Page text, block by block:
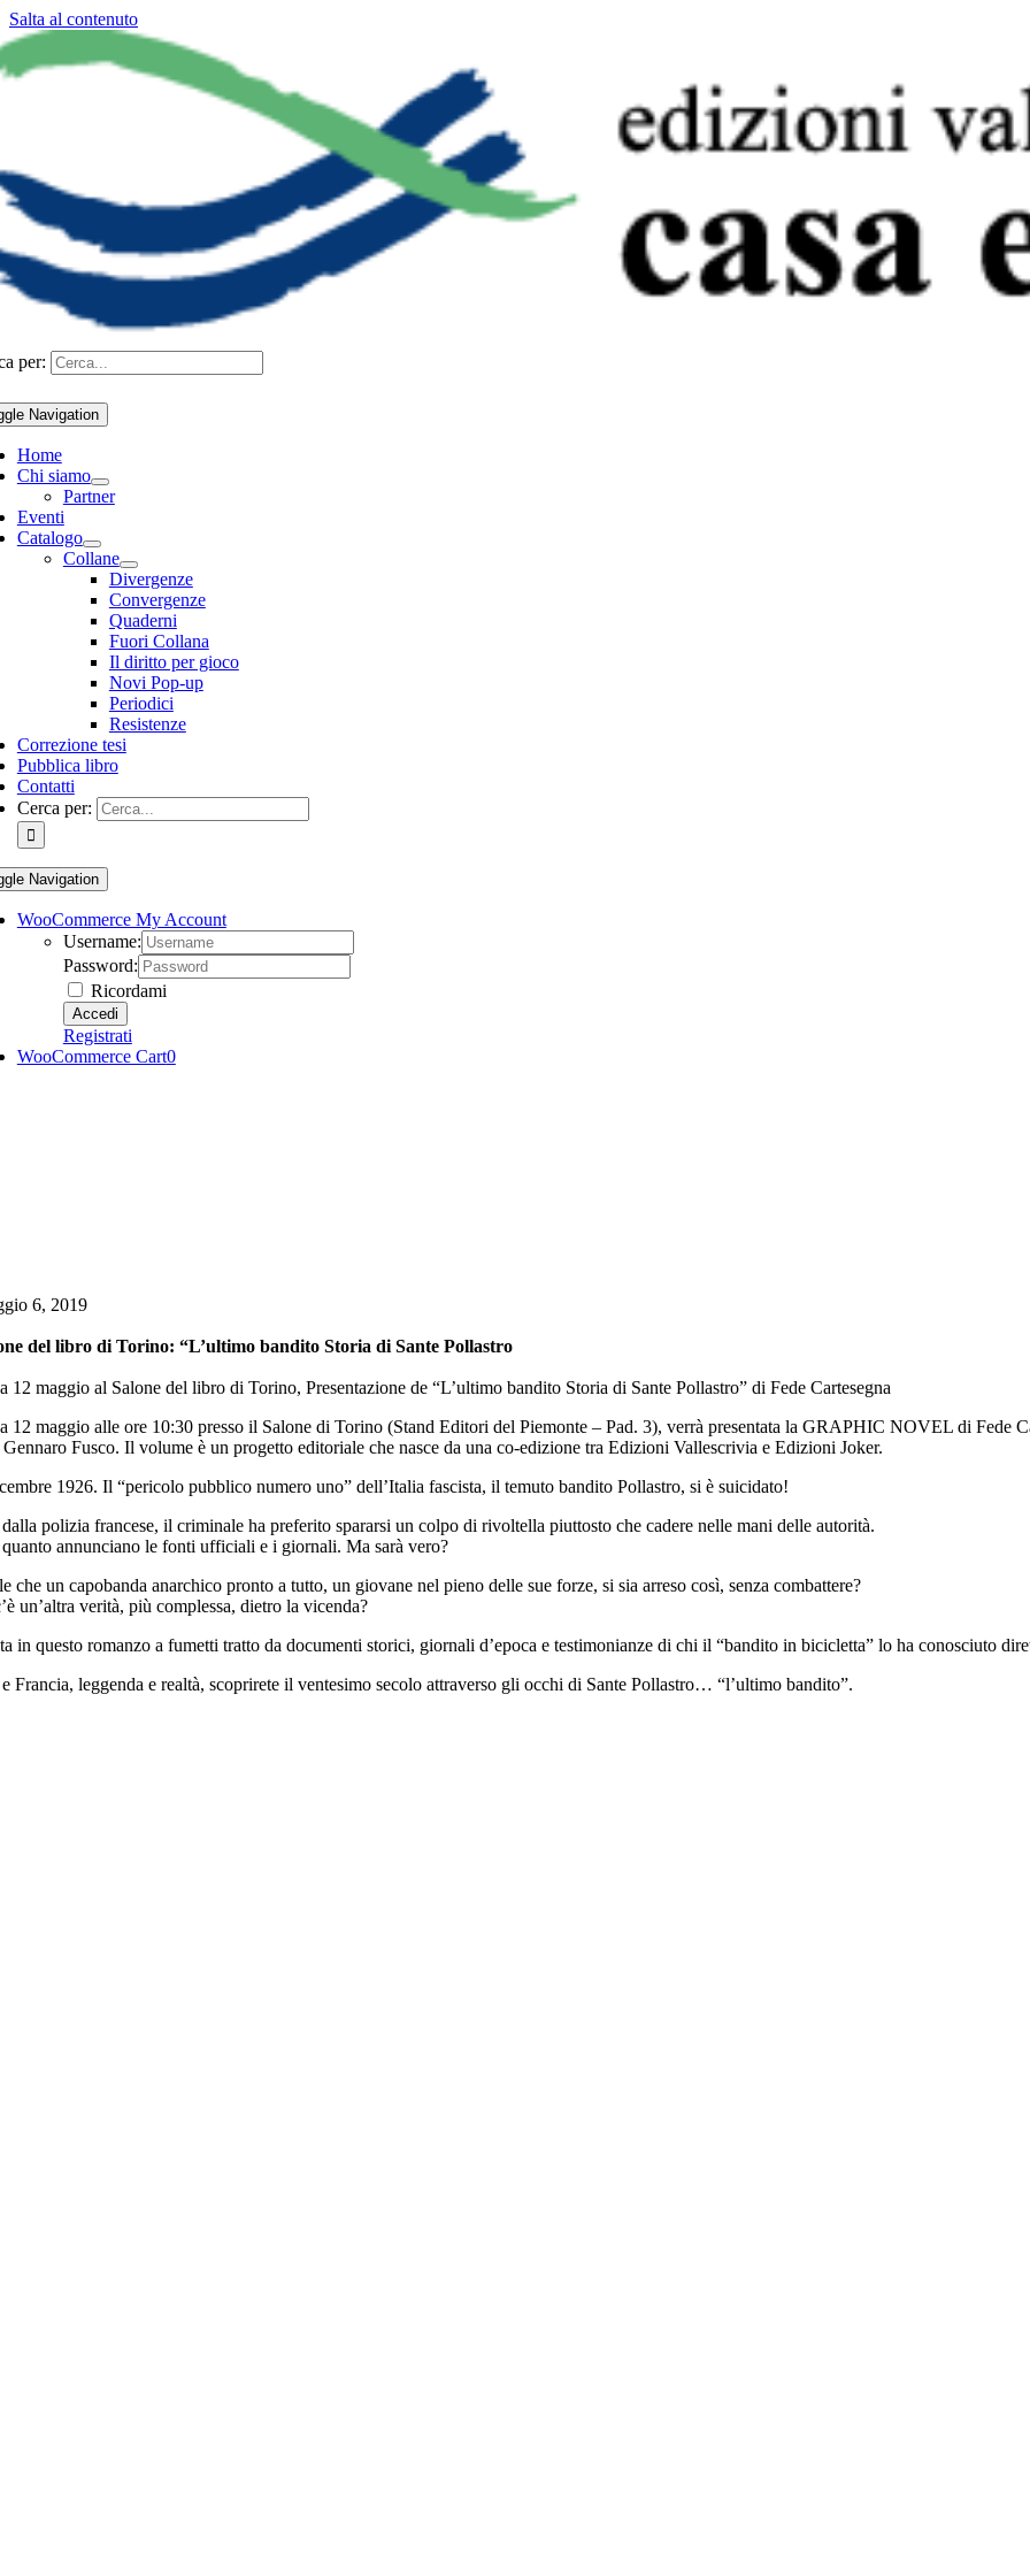
Salta al contenuto
per:
Navigation
Home
Chi siamo
Partner
Eventi
Catalogo
Collane
Divergenze
Convergenze
Quaderni
Fuori Collana
Il diritto per gioco
Novi Pop-up
Periodici
Resistenze
Correzione tesi
Pubblica libro
Contatti
Cerca per:
Navigation
WooCommerce My Account
Username:
Password:
Ricordami
Registrati
WooCommerce Cart0
6, 2019
del libro di Torino: “L’ultimo bandito Storia di Sante Pollastro
12 maggio al Salone del libro di Torino, Presentazione de “L’ultimo bandito Storia di Sante Pollastro” di Fede Cartesegna
12 maggio alle ore 10:30 presso il Salone di Torino (Stand Editori del Piemonte – Pad. 3), verrà presentata la GRAPHIC NOVEL di Fede
Fusco. Il volume è un progetto editoriale che nasce da una co-edizione tra Edizioni Vallescrivia e Edizioni Joker.
1926. Il “pericolo pubblico numero uno” dell’Italia fascista, il temuto bandito Pollastro, si è suicidato!
polizia francese, il criminale ha preferito spararsi un colpo di rivoltella piuttosto che cadere nelle mani delle autorità.
quanto annunciano le fonti ufficiali e i giornali. Ma sarà vero?
che un capobanda anarchico pronto a tutto, un giovane nel pieno delle sue forze, si sia arreso così, senza combattere?
un’altra verità, più complessa, dietro la vicenda?
in questo romanzo a fumetti tratto da documenti storici, giornali d’epoca e testimonianze di chi il “bandito in bicicletta” lo ha conosciuto
Francia, leggenda e realtà, scoprirete il ventesimo secolo attraverso gli occhi di Sante Pollastro… “l’ultimo bandito”.